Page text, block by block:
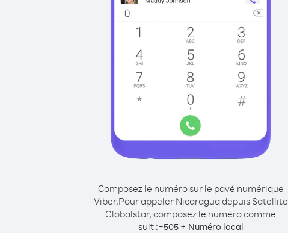
Composez le numéro sur le pavé numérique
Viber.Pour appeler Nicaragua depuis Satellite
Globalstar, composez le numéro comme
suit :+505+ Numéro local